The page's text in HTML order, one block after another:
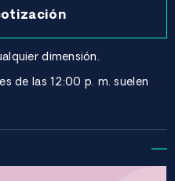
dimensión.
de las 12:00 p. m. suelen